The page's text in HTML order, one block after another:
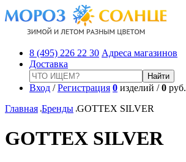
8 (495) 226 22 30 Адреса магазинов
Доставка
Вход /Регистрация 0 изделий /0 руб.
Главная Бренды GOTTEX SILVER
GOTTEX SILVER